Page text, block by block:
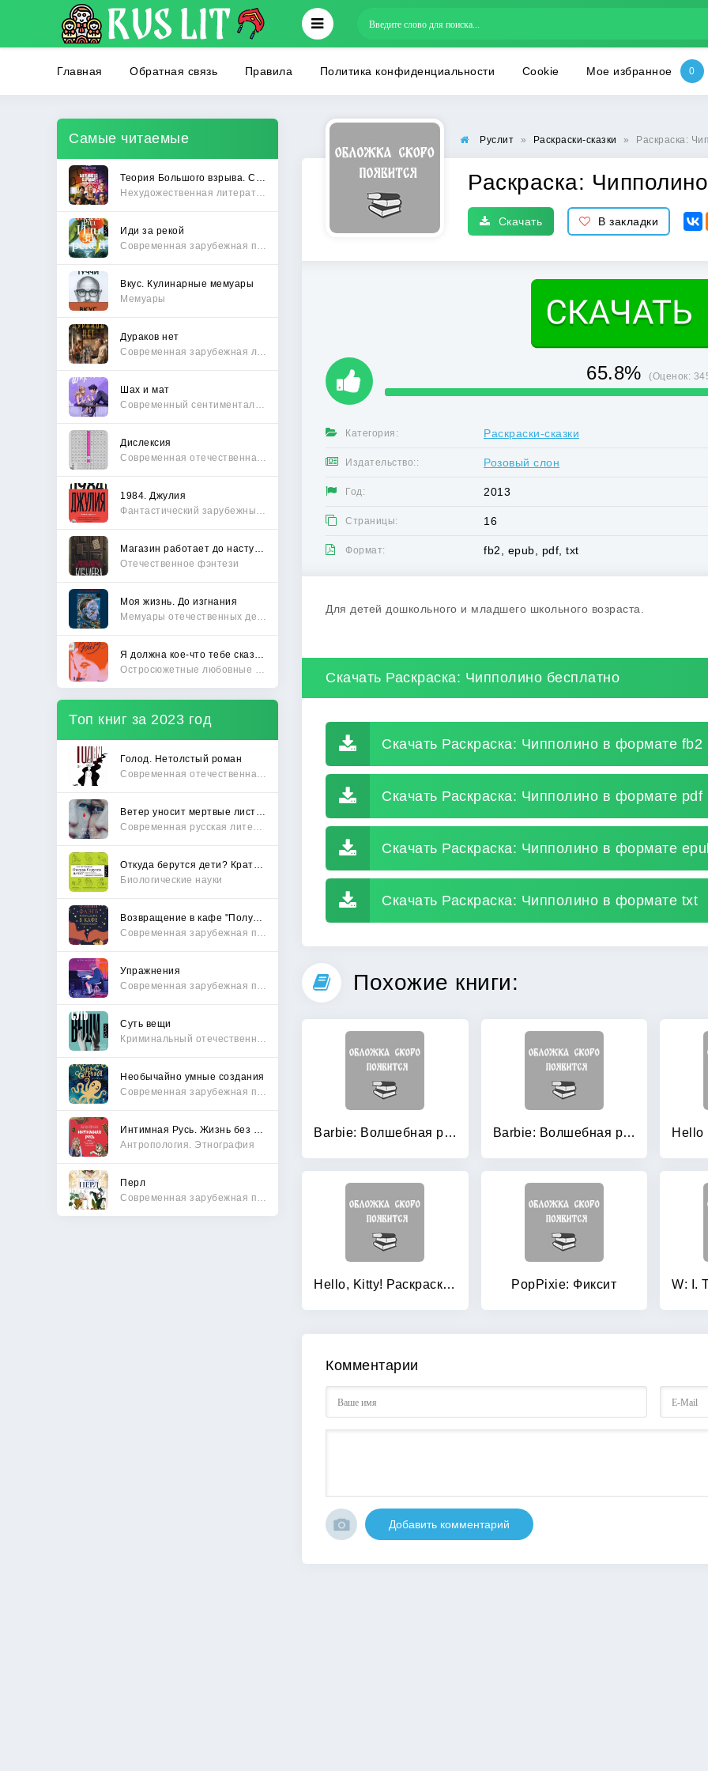
Главная Обратная связь Правила Политика конфиденциальности Cookie Мое избранное
Самые читаемые
Иди за рекой
Вкус. Кулинарные мемуары
Мемуары
Дураков нет
Шах и мат
Дислексия
1984. Джулия
Отечественное фэнтези
Моя жизнь. До изгнания
Топ книг за 2023 год
Голод. Нетолстый роман
Биологические науки
Упражнения
Суть вещи
Необычайно умные создания
Антропология. Этнография
Перл
Руслит » Раскраски-сказки » Раскраска:
Раскраска: Чипполино
Скачать В закладки
65.8% (Оценок:
Категория: Раскраски-сказки
Издательство:: Розовый слон
Год: 2013
Страницы: 16
Формат: fb2, epub, pdf, txt
Для детей дошкольного и младшего школьного возраста.
Скачать Раскраска: Чипполино бесплатно
Скачать Раскраска: Чипполино в формате fb2
Скачать Раскраска: Чипполино в формате pdf
Скачать Раскраска: Чипполино в формате
Скачать Раскраска: Чипполино в формате txt
Похожие книги:
Barbie: Волшебная раскраска № 1119 Barbie: Волшебная раскраска № 1120
Hello, Kitty! Раскраска + 20 наклеек PopPixie: Фиксит
Комментарии